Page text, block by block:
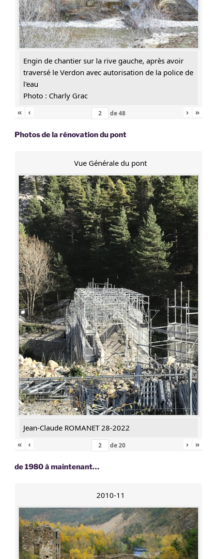
Engin de chantier sur la rive gauche, après avoir
traversé le Verdon avec autorisation de la police de
l'eau
Photo : Charly Grac
«
‹ de48 › »
Photos de la rénovation du pont
Vue Générale du pont
Jean-Claude ROMANET 28-2022
«
‹ de20 › »
de 1980 à maintenant…
2010-11